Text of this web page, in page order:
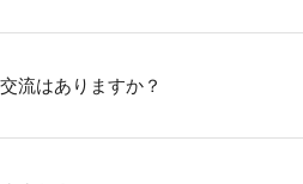
流はありますか？